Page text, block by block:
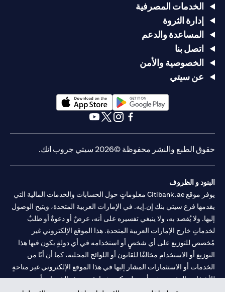
الخدمات المصرفية
إدارة الثروة
المساعدة والدعم
اتصل بنا
الخصوصية والأمن
عن سيتي
(opens in a new tab)
حقوق الطبع والنشر محفوظة ©2026 سيتي جروب انك.
البنود و الظروف
يوفر موقع Citibank.ae معلوماتٍ حول الحسابات والخدمات المالية التي
يقدمها فرع سيتي بنك إن.إيه. في الإمارات العربية المتحدة، ويتيح الوصول
إليها. ولا يُقصد به، ولا ينبغي تفسيره على أنه، عرضٌ أو دعوةٌ أو طلبٌ
لخدماتٍ خارج الإمارات العربية المتحدة. هذا الموقع الإلكتروني غير
مُخصص للتوزيع على أي شخصٍ أو استخدامه في أي دولةٍ يكون فيها هذا
التوزيع أو الاستخدام مخالفًا للقانون أو اللوائح المحلية، كما أن أيًا من
الخدمات أو الاستثمارات المشار إليها في هذا الموقع الإلكتروني غير متاحةٍ
للأشخاص المقيمين في أي دولةٍ يكون فيها تقديم هذه الخدمات أو